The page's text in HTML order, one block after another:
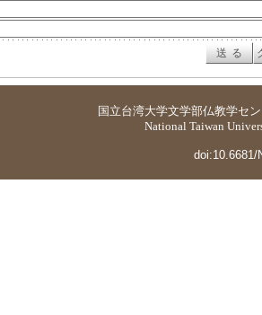
国立台湾大学文学部仏教学セ
National Taiwan
doi:10.6681/